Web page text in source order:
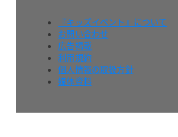
『キッズイベント』について
お問い合わせ
広告掲載
利用規約
個人情報の取扱方針
媒体資料